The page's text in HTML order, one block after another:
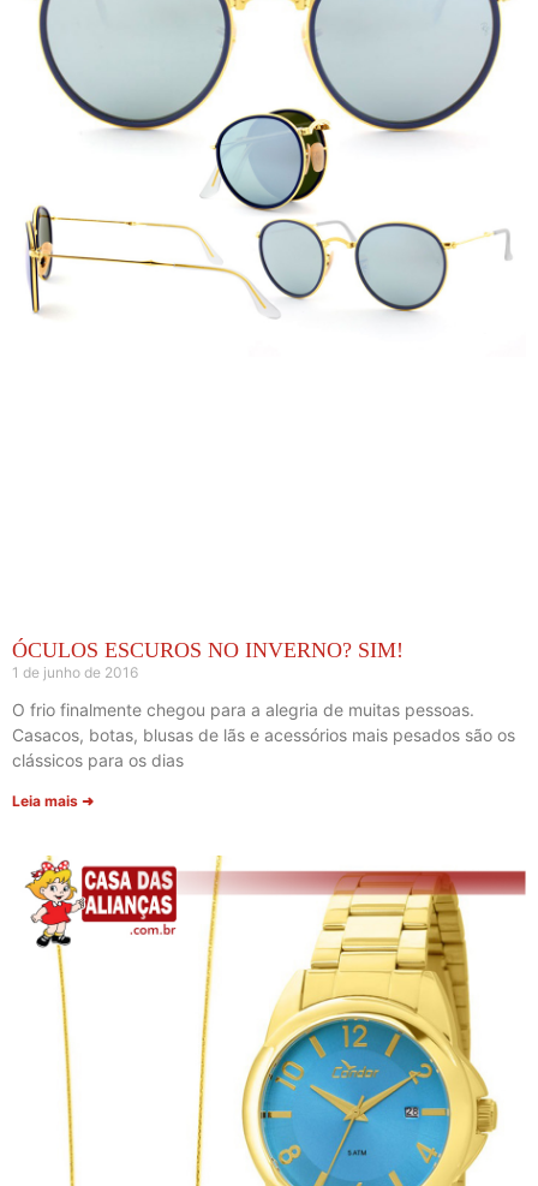
ÓCULOS ESCUROS NO INVERNO? SIM!
1 de junho de 2016
O frio finalmente chegou para a alegria de muitas pessoas.
Casacos, botas, blusas de lãs e acessórios mais pesados são os
clássicos para os dias
Leia mais ➜